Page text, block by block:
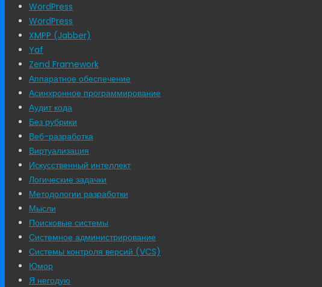
WordPress
WordPress
XMPP (Jabber)
Yaf
Zend Framework
Аппаратное обеспечение
Асинхронное программирование
Аудит кода
Без рубрики
Веб-разработка
Виртуализация
Искусственный интеллект
Логические задачки
Методологии разработки
Мысли
Поисковые системы
Системное администрирование
Системы контроля версий (VCS)
Юмор
Я негодую